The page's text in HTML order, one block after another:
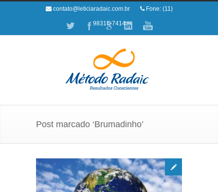
contato@leticiaradaic.com.br Fone: (11)
98315-7414
Post marcado ‘Brumadinho’